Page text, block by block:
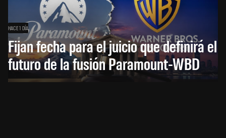
HACE 1 DÍA
Fijan fecha para el juicio que definirá el
futuro de la fusión Paramount-WBD